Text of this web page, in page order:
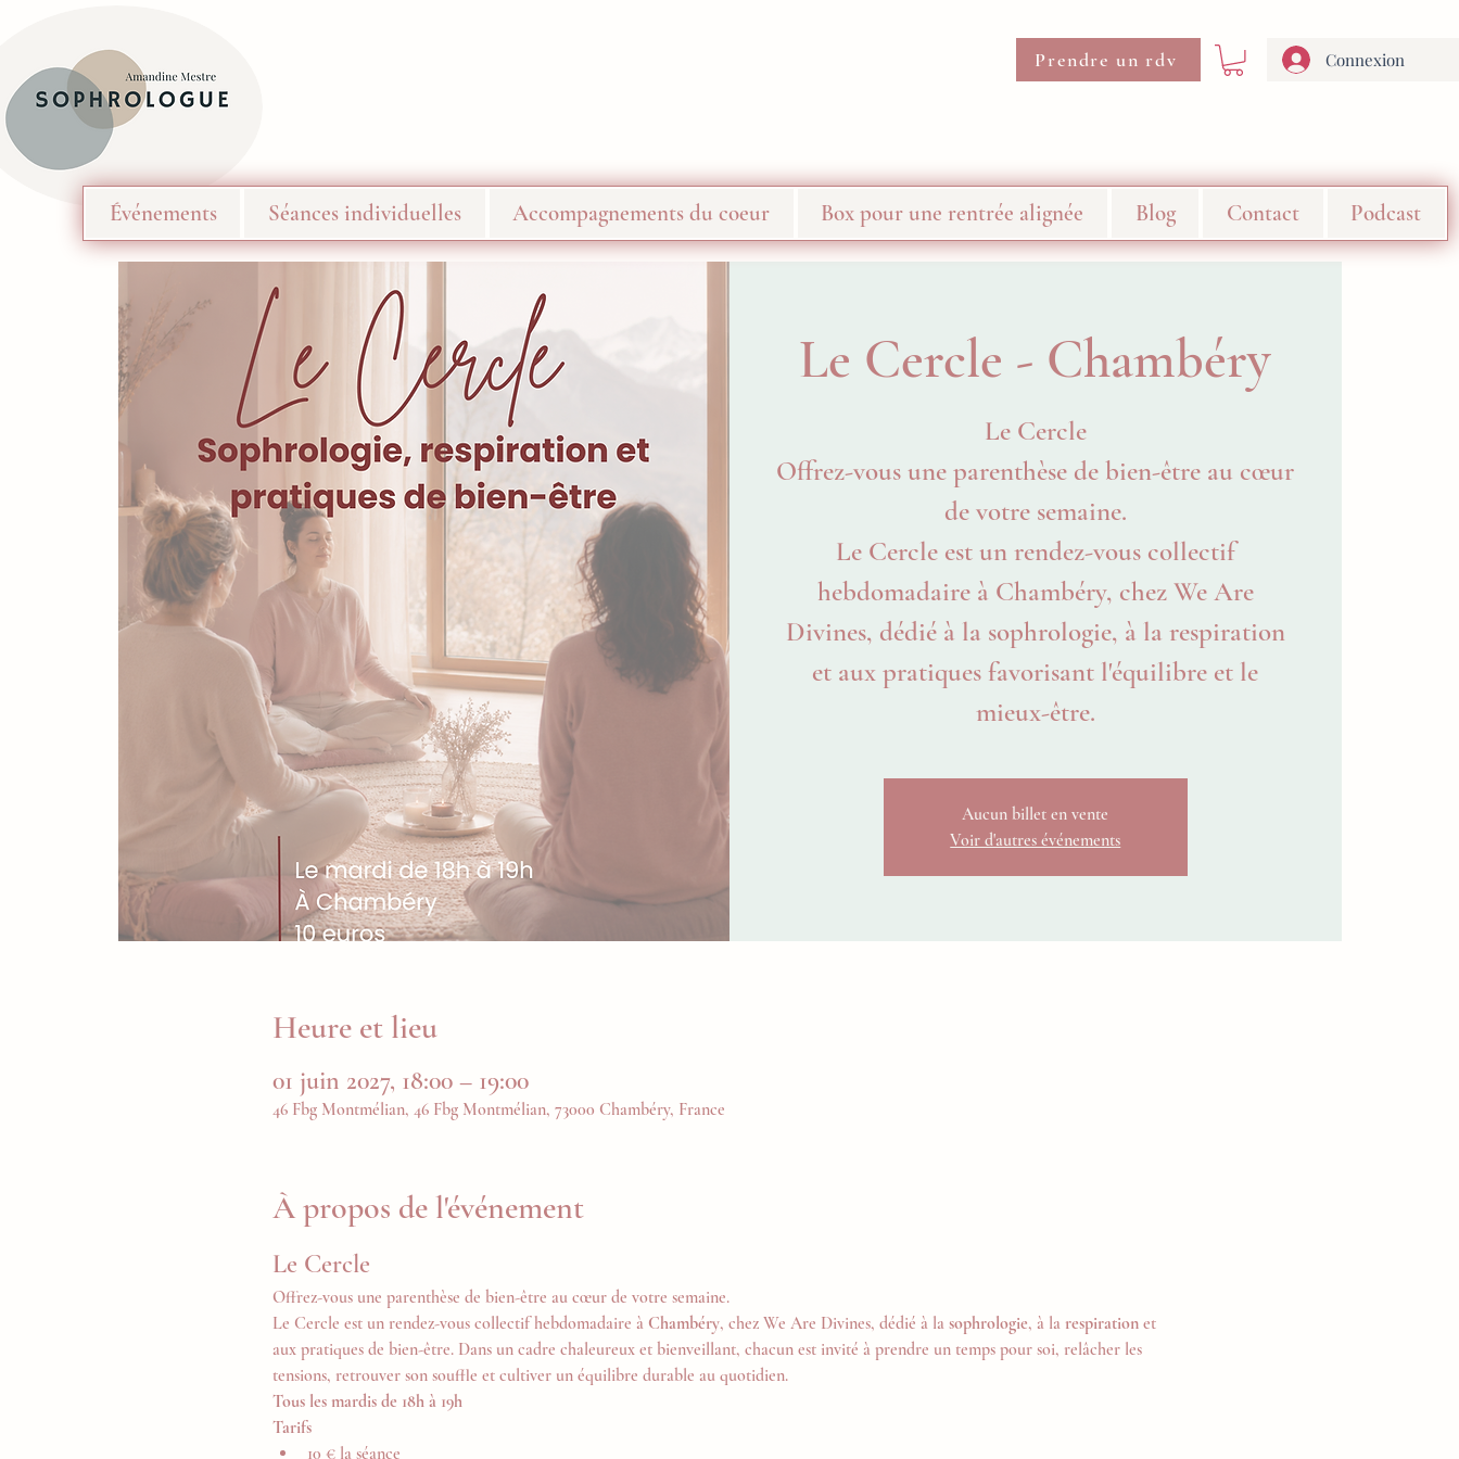
Prendre un rdv
Événements Séances individuelles Accompagnements du coeur Box pour une rentrée alignée Blog Contact Podcast
Connexion
Le Cercle - Chambéry
Le Cercle
Offrez-vous une parenthèse de bien-être au cœur
de votre semaine.
Le Cercle est un rendez-vous collectif
hebdomadaire à Chambéry, chez We Are
Divines, dédié à la sophrologie, à la respiration
et aux pratiques favorisant l'équilibre et le
mieux-être.
Aucun billet en vente
Voir d'autres événements
Heure et lieu
01 juin 2027, 18:00 – 19:00
46 Fbg Montmélian, 46 Fbg Montmélian, 73000 Chambéry, France
À propos de l'événement
Le Cercle
Offrez-vous une parenthèse de bien-être au cœur de votre semaine.
Le Cercle est un rendez-vous collectif hebdomadaire à Chambéry, chez We Are Divines, dédié à la sophrologie, à la respiration et
aux pratiques de bien-être. Dans un cadre chaleureux et bienveillant, chacun est invité à prendre un temps pour soi, relâcher les
tensions, retrouver son souffle et cultiver un équilibre durable au quotidien.
Tous les mardis de 18h à 19h
Tarifs
10 € la séance